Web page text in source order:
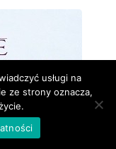
usługi na
ze strony oznacza,